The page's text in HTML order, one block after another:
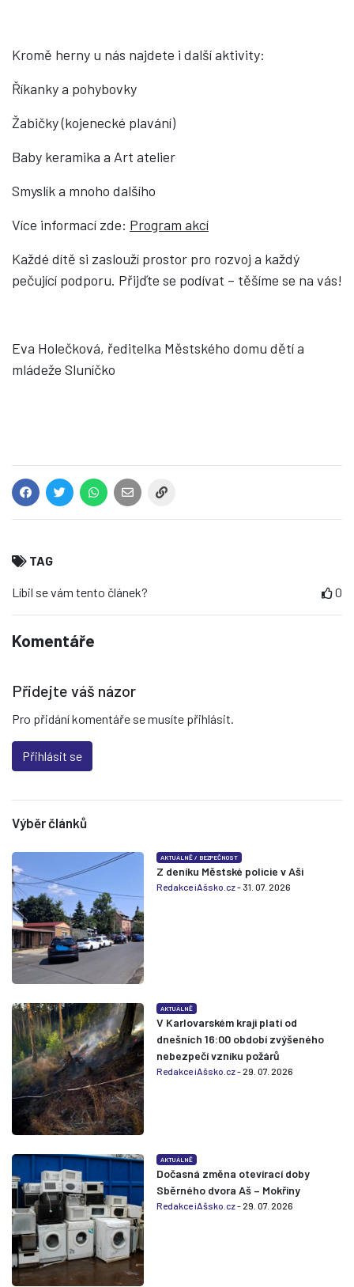
Kromě herny u nás najdete i další aktivity:
Říkanky a pohybovky
Žabičky (kojenecké plavání)
Baby keramika a Art atelier
Smyslík a mnoho dalšího
Více informací zde: Program akcí
Každé dítě si zaslouží prostor pro rozvoj a každý
pečující podporu. Přijďte se podívat – těšíme se na vás!
Eva Holečková, ředitelka Městského domu dětí a
mládeže Sluníčko
TAG
Líbil se vám tento článek? 0
Komentáře
Přidejte váš názor
Pro přidání komentáře se musíte přihlásit.
Přihlásit se
Výběr článků
AKTUÁLNĚ / BEZPEČNOST
Z deníku Městské policie v Aši
Redakce iAšsko.cz- 31. 07. 2026
AKTUÁLNĚ
V Karlovarském kraji platí od
dnešních 16:00 období zvýšeného
nebezpečí vzniku požárů
Redakce iAšsko.cz- 29. 07. 2026
AKTUÁLNĚ
Dočasná změna otevírací doby
Sběrného dvora Aš – Mokřiny
Redakce iAšsko.cz- 29. 07. 2026